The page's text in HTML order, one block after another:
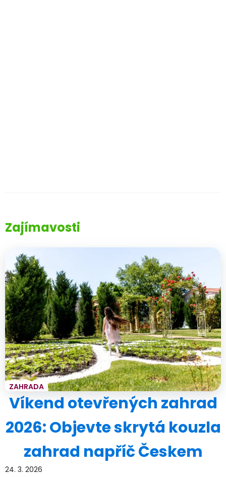
Zajímavosti
ZAHRADA
Víkend otevřených zahrad
2026: Objevte skrytá kouzla
zahrad napříč Českem
24. 3. 2026